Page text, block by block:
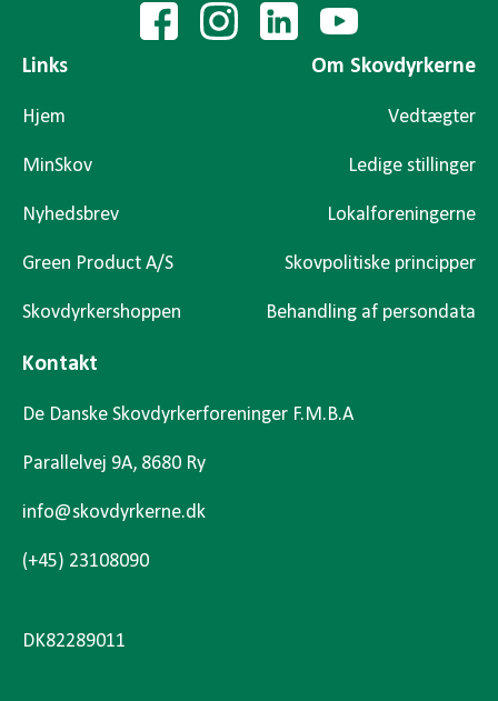
Links
Hjem
MinSkov
Nyhedsbrev
Green Product A/S
Skovdyrkershoppen
Om Skovdyrkerne
Vedtægter
Ledige stillinger
Lokalforeningerne
Skovpolitiske principper
Behandling af persondata
Kontakt
De Danske Skovdyrkerforeninger F.M.B.A
Parallelvej 9A, 8680 Ry
info@skovdyrkerne.dk
(+45) 23108090
DK82289011